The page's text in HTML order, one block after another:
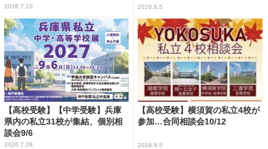
2026.7.10 2026.8.5
【高校受験】【中学受験】兵庫
県内の私立31校が集結、個別相
談会9/6
2026.7.28
【高校受験】横須賀の私立4校が
参加…合同相談会10/12
2026.8.5